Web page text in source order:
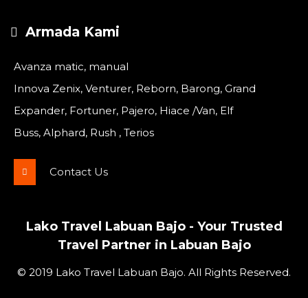
Armada Kami
Avanza matic, manual
Innova Zenix, Venturer, Reborn, Barong, Grand
Expander, Fortuner, Pajero, Hiace /Van, Elf
Buss, Alphard, Rush , Terios
Contact Us
Lako Travel Labuan Bajo - Your Trusted
Travel Partner in Labuan Bajo
© 2019 Lako Travel Labuan Bajo. All Rights Reserved.